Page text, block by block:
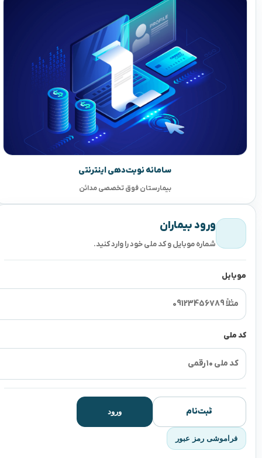
سامانه نوبت‌دهی اینترنتی
بیمارستان فوق تخصصی مدائن
ورود بیماران
شماره موبایل و کد ملی خود را وارد کنید.
موبایل
کد ملی
ثبت‌نام ورود
فراموشی رمز عبور